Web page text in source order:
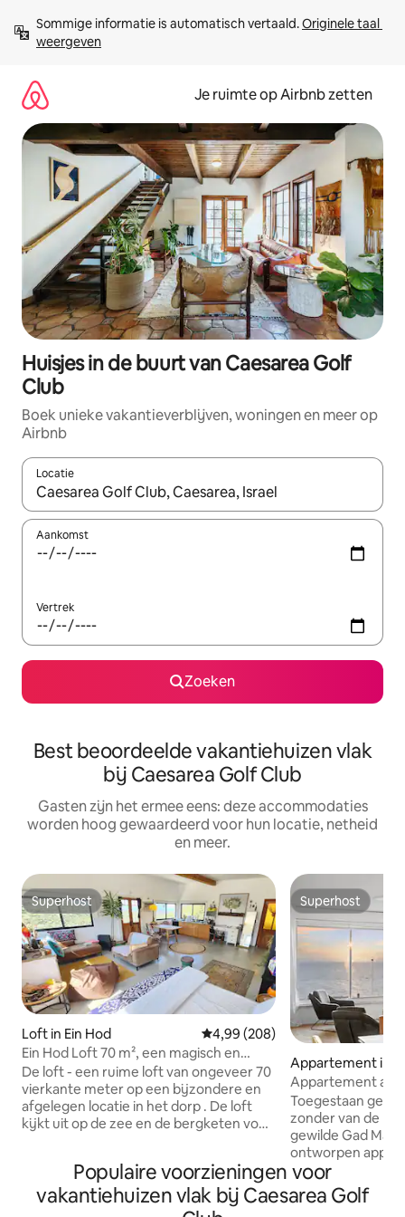
direct
naar
Sommige informatie is automatisch vertaald. Originele taal
weergeven
Je ruimte op Airbnb zetten
Huisjes in de buurt van Caesarea Golf
Club
Boek unieke vakantieverblijven, woningen en meer op
Airbnb
Locatie
Wanneer er suggesties beschikbaar zijn, maak je een keuze
Aankomst
Vertrek
Zoeken
Best beoordeelde vakantiehuizen vlak
bij Caesarea Golf Club
Gasten zijn het ermee eens: deze accommodaties
worden hoog gewaardeerd voor hun locatie, netheid
en meer.
Superhost
Superhost
Loft in Ein Hod Gemiddelde beoordeling van
4,99 (208)
Ein Hod Loft 70 m², een magisch en
spectaculair panoramisch uitzicht op de
zee en de bergen
De loft - een ruime loft van ongeveer 70
vierkante meter op een bijzondere en
afgelegen locatie in het dorp . De loft
kijkt uit op de zee en de bergketen voor
interieur van de loft is ingericht met
natuurlijke materialen met perimeters
die de ruimte verlichten en een uniek
Superhost
Superhost
Appartement in
Appartement
adembenemend
Toegestaan
zonder van de bank
gewilde Gad
ontworpen
enkele meters
en het strand
volledig is
Populaire voorzieningen voor
vakantiehuizen vlak bij Caesarea Golf